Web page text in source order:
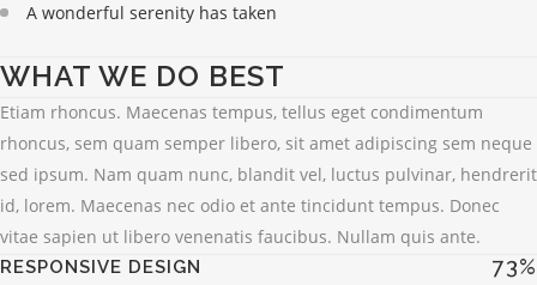
A wonderful serenity has taken
WHAT WE DO BEST
Etiam rhoncus. Maecenas tempus, tellus eget condimentum
rhoncus, sem quam semper libero, sit amet adipiscing sem neque
sed ipsum. Nam quam nunc, blandit vel, luctus pulvinar, hendrerit
id, lorem. Maecenas nec odio et ante tincidunt tempus. Donec
vitae sapien ut libero venenatis faucibus. Nullam quis ante.
RESPONSIVE DESIGN 73%